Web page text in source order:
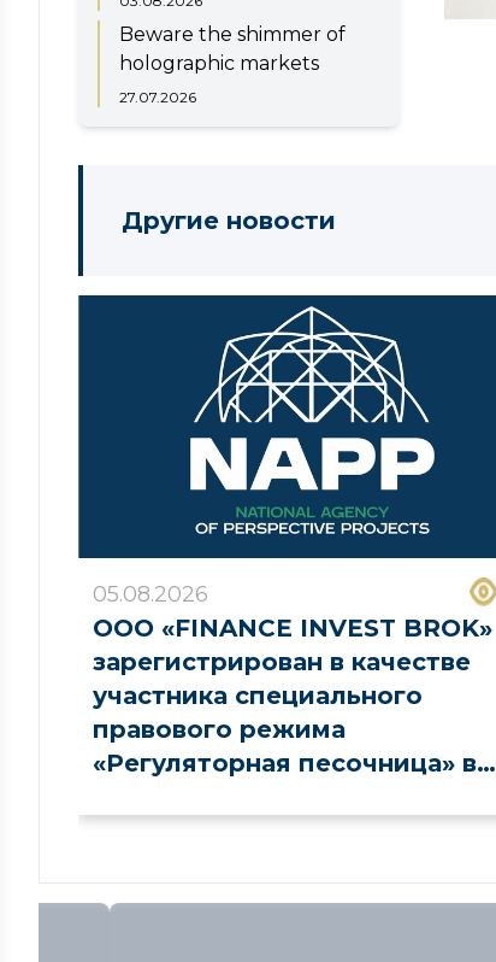
Beware the shimmer of
holographic markets
27.07.2026
Другие новости
05.08.2026
ООО «FINANCE INVEST BROK»
зарегистрирован в качестве
участника специального
правового режима
«Регуляторная песочница» в